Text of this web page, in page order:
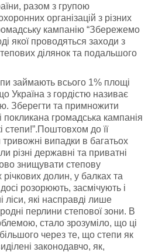
разом з групою
організацій з різних
кампанію “Збережемо
якої проводяться заходи з
ділянок та подальшого
займають всього 1% площі
Україна з гордістю називає
Зберегти та примножити
покликана громадська кампанія
степи!”.Поштовхом до її
випадки в багатьох
різні державні та приватні
знищувати степову
річкових долин, у балках та
розорюють, засмічують і
які насправді лише
перлини степової зони. В
стало зрозуміло, що ці
через те, що степи як
законодавчо, як,